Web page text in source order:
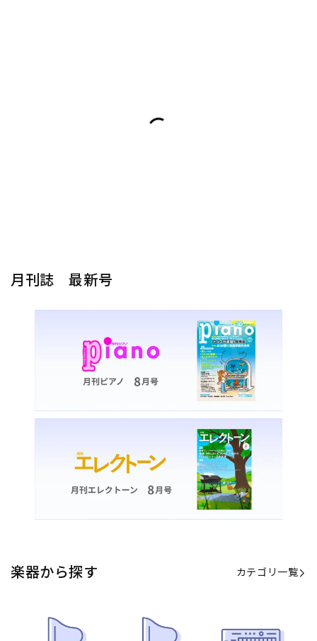
月刊誌 最新号
楽器から探す カテゴリ一覧